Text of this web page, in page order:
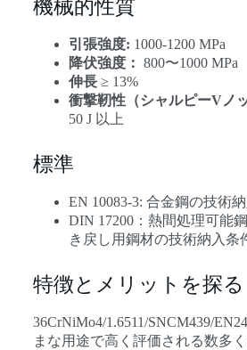
機械的性質
引張強度: 1000-1200 MPa
降伏強度： 800〜1000 MPa
伸長≥ 13%
衝撃靭性（シャルピーVノ
50 J 以上
標準
EN 10083-3: 合金鋼の技術
DIN 17200：熱間処理可能
き戻し用鋼材の技術納入条
特徴とメリットを探る
36CrNiMo4/1.6511/SNCM439/
まな用途で高く評価される数多